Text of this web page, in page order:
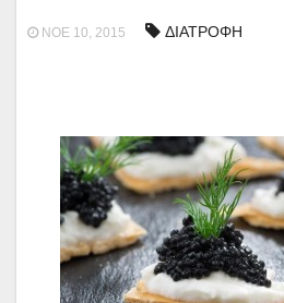
ΝΟΈ 10, 2015 ΔΙΑΤΡΟΦΗ